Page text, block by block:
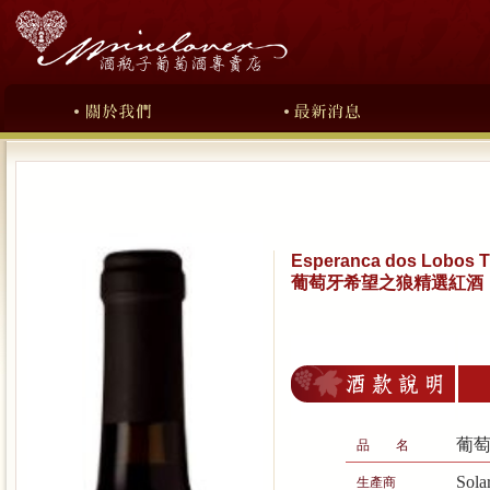
Esperanca dos Lobos
葡萄牙希望之狼精選紅酒
品 名 葡
生產商